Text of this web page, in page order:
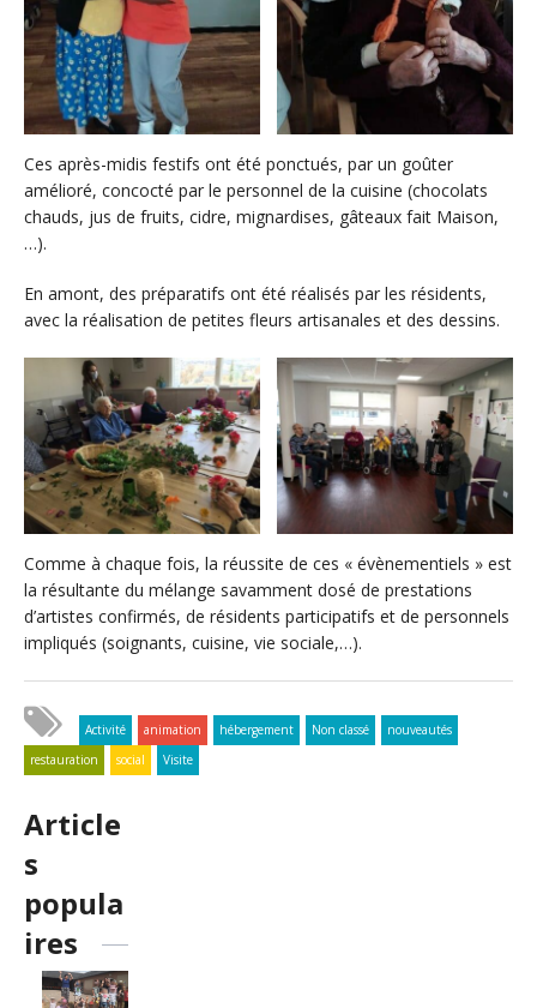
Ces après-midis festifs ont été ponctués, par un goûter
amélioré, concocté par le personnel de la cuisine (chocolats
chauds, jus de fruits, cidre, mignardises, gâteaux fait Maison,
…).
En amont, des préparatifs ont été réalisés par les résidents,
avec la réalisation de petites fleurs artisanales et des dessins.
Comme à chaque fois, la réussite de ces « évènementiels » est
la résultante du mélange savamment dosé de prestations
d’artistes confirmés, de résidents participatifs et de personnels
impliqués (soignants, cuisine, vie sociale,…).
Activité animation hébergement Non classé
nouveautés
restauration
social Visite
Article
s
popula
ires